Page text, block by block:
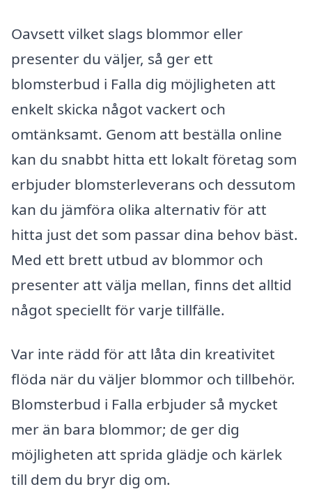
Oavsett vilket slags blommor eller
presenter du väljer, så ger ett
blomsterbud i Falla dig möjligheten att
enkelt skicka något vackert och
omtänksamt. Genom att beställa online
kan du snabbt hitta ett lokalt företag som
erbjuder blomsterleverans och dessutom
kan du jämföra olika alternativ för att
hitta just det som passar dina behov bäst.
Med ett brett utbud av blommor och
presenter att välja mellan, finns det alltid
något speciellt för varje tillfälle.
Var inte rädd för att låta din kreativitet
flöda när du väljer blommor och tillbehör.
Blomsterbud i Falla erbjuder så mycket
mer än bara blommor; de ger dig
möjligheten att sprida glädje och kärlek
till dem du bryr dig om.